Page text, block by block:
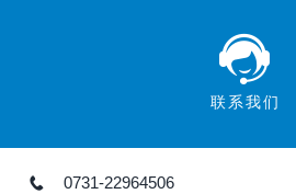
联系我们
0731-22964506